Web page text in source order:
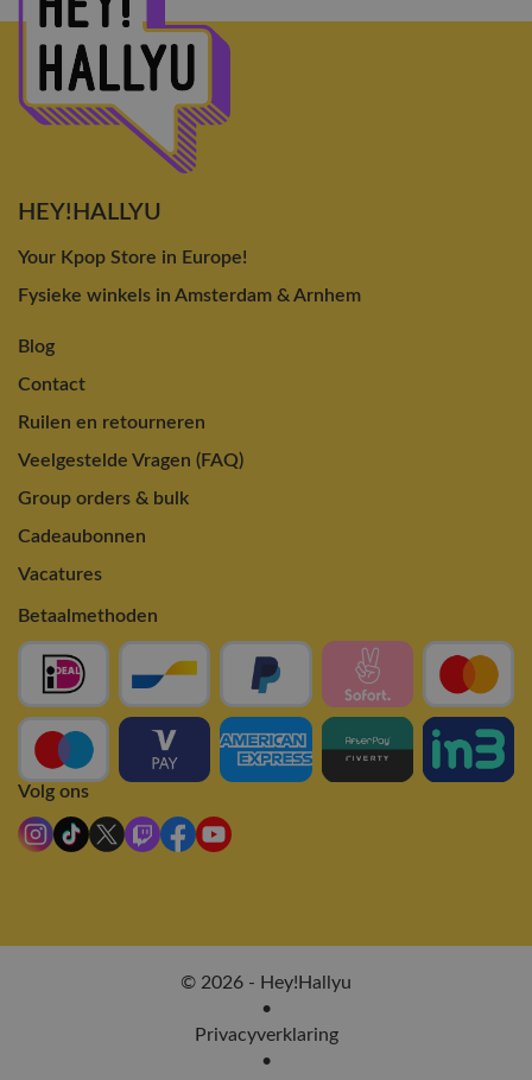
HEY!HALLYU
Your Kpop Store in Europe!
Fysieke winkels in Amsterdam & Arnhem
Blog
Contact
Ruilen en retourneren
Veelgestelde Vragen (FAQ)
Group orders & bulk
Cadeaubonnen
Vacatures
Betaalmethoden
Volg ons
© 2026 - Hey!Hallyu
•
Privacyverklaring
•